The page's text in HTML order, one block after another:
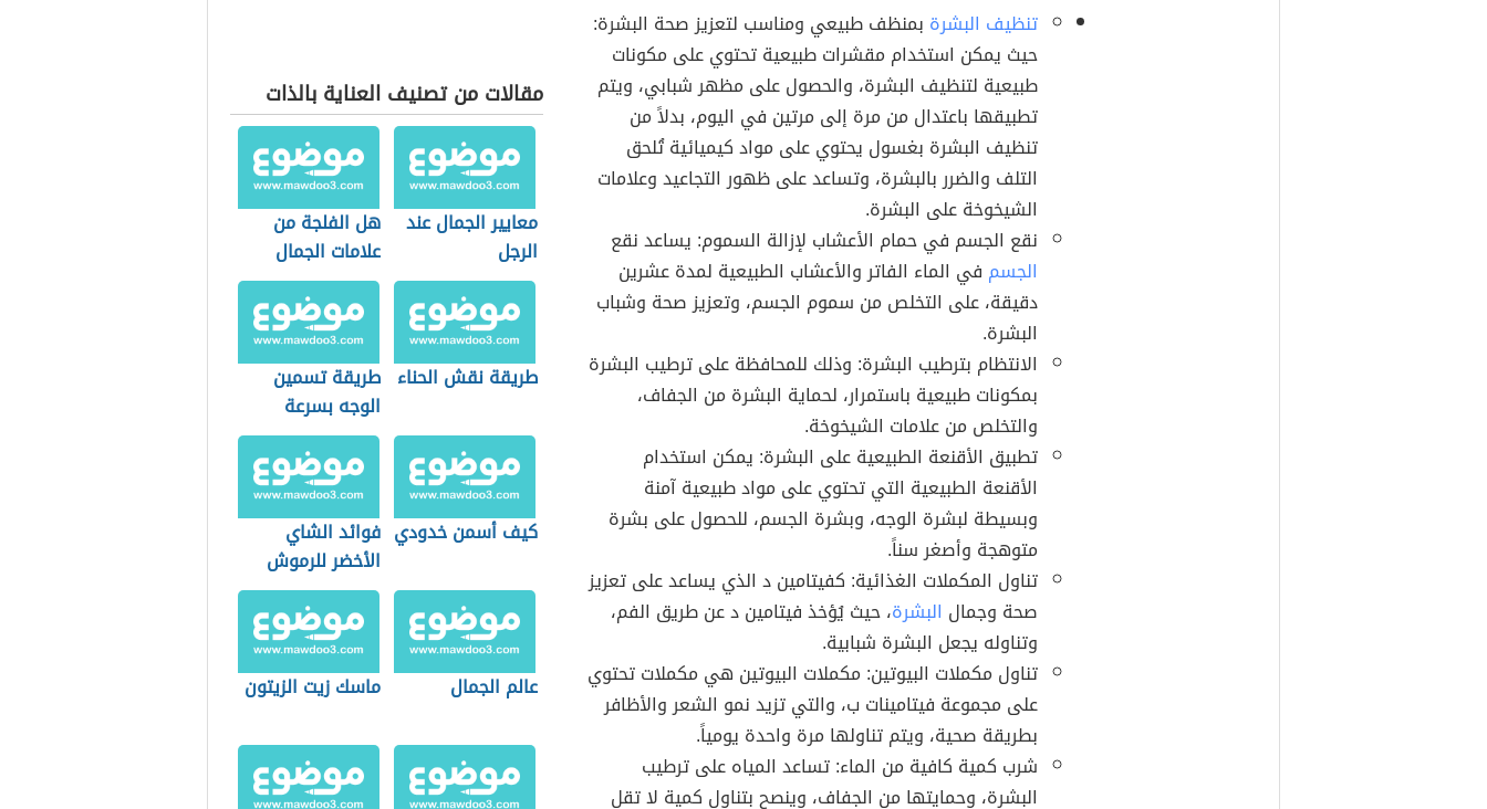
تنظيف البشرة بمنظف طبيعي ومناسب لتعزيز صحة البشرة:
حيث يمكن استخدام مقشرات طبيعية تحتوي على مكونات
طبيعية لتنظيف البشرة، والحصول على مظهر شبابي، ويتم
تطبيقها باعتدال من مرة إلى مرتين في اليوم، بدلاً من
تنظيف البشرة بغسول يحتوي على مواد كيميائية تُلحق
التلف والضرر بالبشرة، وتساعد على ظهور التجاعيد وعلامات
الشيخوخة على البشرة.
نقع الجسم في حمام الأعشاب لإزالة السموم: يساعد نقع
الجسم في الماء الفاتر والأعشاب الطبيعية لمدة عشرين
دقيقة، على التخلص من سموم الجسم، وتعزيز صحة وشباب
البشرة.
الانتظام بترطيب البشرة: وذلك للمحافظة على ترطيب البشرة
بمكونات طبيعية باستمرار، لحماية البشرة من الجفاف،
والتخلص من علامات الشيخوخة.
تطبيق الأقنعة الطبيعية على البشرة: يمكن استخدام
الأقنعة الطبيعية التي تحتوي على مواد طبيعية آمنة
وبسيطة لبشرة الوجه، وبشرة الجسم، للحصول على بشرة
متوهجة وأصغر سناً.
تناول المكملات الغذائية: كفيتامين د الذي يساعد على تعزيز
صحة وجمال البشرة، حيث يُؤخذ فيتامين د عن طريق الفم،
وتناوله يجعل البشرة شبابية.
تناول مكملات البيوتين: مكملات البيوتين هي مكملات تحتوي
على مجموعة فيتامينات ب، والتي تزيد نمو الشعر والأظافر
بطريقة صحية، ويتم تناولها مرة واحدة يومياً.
شرب كمية كافية من الماء: تساعد المياه على ترطيب
البشرة، وحمايتها من الجفاف، وينصح بتناول كمية لا تقل
مقالات من تصنيف العناية بالذات
معايير الجمال عند
الرجل
هل الفلجة من
علامات الجمال
طريقة نقش الحناء طريقة تسمين
الوجه بسرعة
كيف أسمن خدودي فوائد الشاي
الأخضر للرموش
عالم الجمال ماسك زيت الزيتون